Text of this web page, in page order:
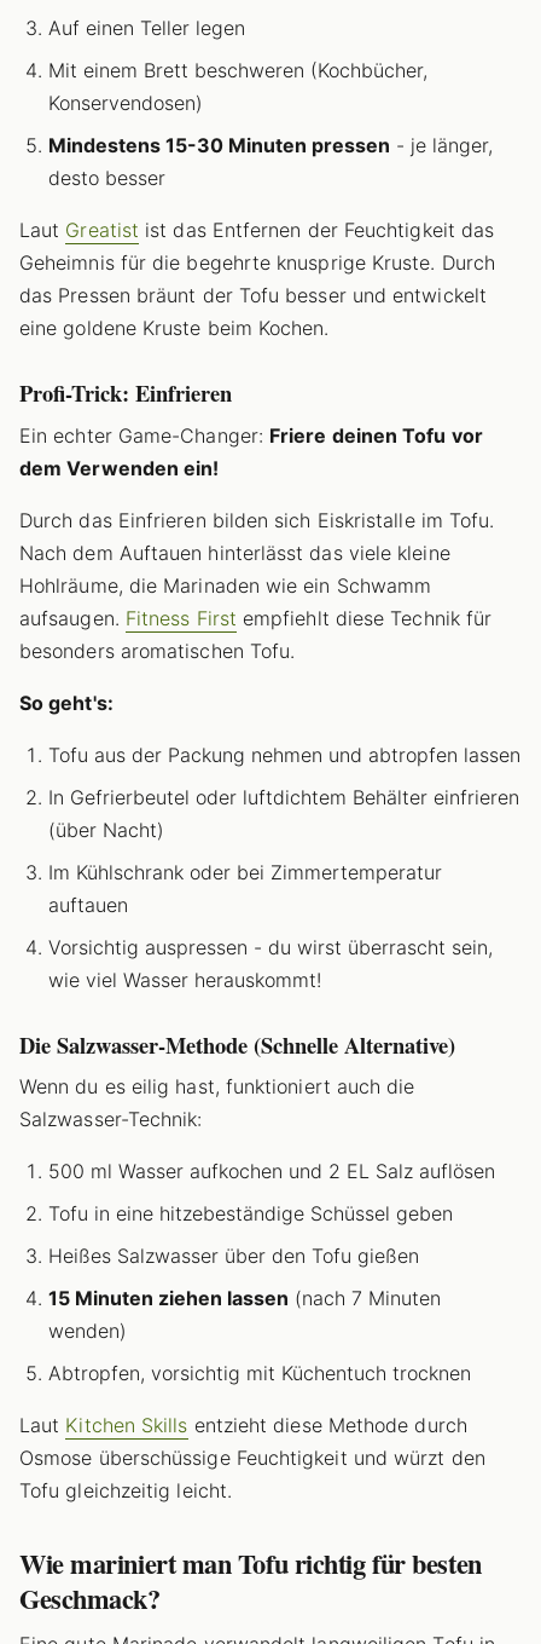
Auf einen Teller legen
Mit einem Brett beschweren (Kochbücher,
Konservendosen)
Mindestens 15-30 Minuten pressen - je länger,
desto besser
Laut Greatist ist das Entfernen der Feuchtigkeit das
Geheimnis für die begehrte knusprige Kruste. Durch
das Pressen bräunt der Tofu besser und entwickelt
eine goldene Kruste beim Kochen.
Profi-Trick: Einfrieren
Ein echter Game-Changer: Friere deinen Tofu vor
dem Verwenden ein!
Durch das Einfrieren bilden sich Eiskristalle im Tofu.
Nach dem Auftauen hinterlässt das viele kleine
Hohlräume, die Marinaden wie ein Schwamm
aufsaugen. Fitness First empfiehlt diese Technik für
besonders aromatischen Tofu.
So geht's:
Tofu aus der Packung nehmen und abtropfen lassen
In Gefrierbeutel oder luftdichtem Behälter einfrieren
(über Nacht)
Im Kühlschrank oder bei Zimmertemperatur
auftauen
Vorsichtig auspressen - du wirst überrascht sein,
wie viel Wasser herauskommt!
Die Salzwasser-Methode (Schnelle Alternative)
Wenn du es eilig hast, funktioniert auch die
Salzwasser-Technik:
500 ml Wasser aufkochen und 2 EL Salz auflösen
Tofu in eine hitzebeständige Schüssel geben
Heißes Salzwasser über den Tofu gießen
15 Minuten ziehen lassen (nach 7 Minuten
wenden)
Abtropfen, vorsichtig mit Küchentuch trocknen
Laut Kitchen Skills entzieht diese Methode durch
Osmose überschüssige Feuchtigkeit und würzt den
Tofu gleichzeitig leicht.
Wie mariniert man Tofu richtig für besten
Geschmack?